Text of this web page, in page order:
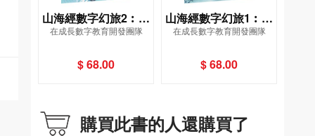
山海經數字幻旅2︰共
工怒觸不周山
在成長數字教育開發團隊
$ 68.00
山海經數字幻旅1︰女
媧造人
在成長數字教育開發團隊
$ 68.00
購買此書的人還購買了